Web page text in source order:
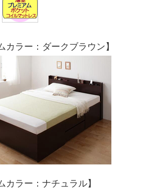
カラー：ダークブラウン】
カラー：ナチュラル】